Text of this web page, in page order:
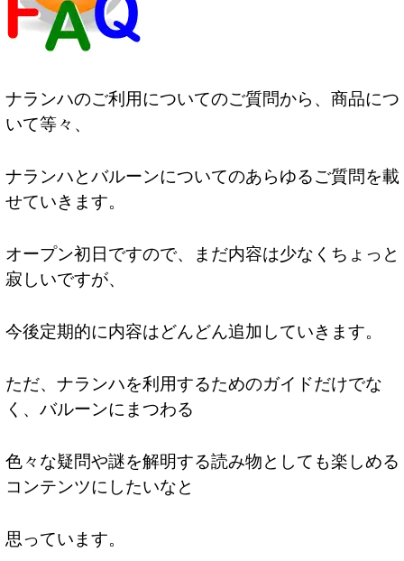
ナランハのご利用についてのご質問から、商品につ
いて等々、
ナランハとバルーンについてのあらゆるご質問を載
せていきます。
オープン初日ですので、まだ内容は少なくちょっと
寂しいですが、
今後定期的に内容はどんどん追加していきます。
ただ、ナランハを利用するためのガイドだけでな
く、バルーンにまつわる
色々な疑問や謎を解明する読み物としても楽しめる
コンテンツにしたいなと
思っています。